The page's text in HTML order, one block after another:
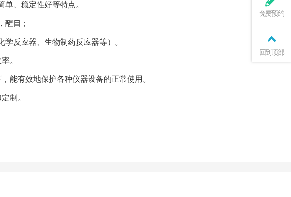
、稳定性好等特点。
醒目；
反应器、生物制药反应器等）。
。
能有效地保护各种仪器设备的正常使用。
制。
免费预约
回到顶部